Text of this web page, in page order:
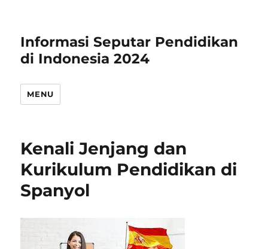
Informasi Seputar Pendidikan
di Indonesia 2024
MENU
Kenali Jenjang dan
Kurikulum Pendidikan di
Spanyol